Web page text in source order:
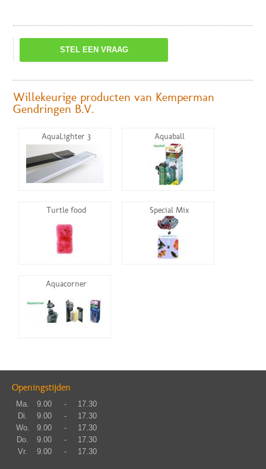
STEL EEN VRAAG
Willekeurige producten van Kemperman
Gendringen B.V.
AquaLighter 3 Aquaball
Turtle food Special Mix
Aquacorner
Openingstijden
Ma. 9.00 -
17.30
Di.
9.00 -
17.30
Wo.
9.00 -
17.30
Do.
9.00 -
17.30
Vr.
9.00 - 17.30